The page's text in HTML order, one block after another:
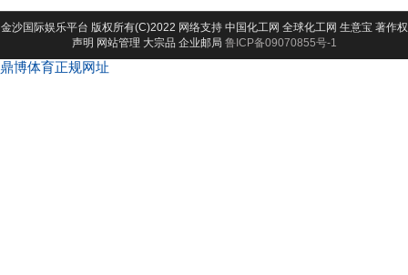
金沙国际娱乐平台 版权所有(C)2022 网络支持 中国化工网 全球化工网 生意宝 著作权
声明 网站管理 大宗品 企业邮局 鲁ICP备09070855号-1
鼎博体育正规网址